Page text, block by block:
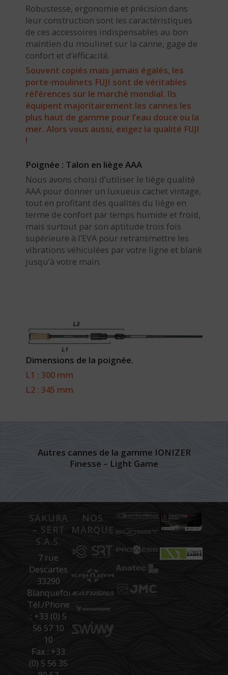
Robustesse, ergonomie et précision dans
leur construction sont les caractéristiques
de ces accessoires indispensables au bon
maintien du moulinet sur la canne, gage de
confort et d’efficacité.
Souvent copiés mais jamais égalés, les
porte-moulinets FUJI sont de véritables
références sur le marché mondial. Ils
équipent majoritairement les cannes les
plus haut de gamme pour l’eau douce ou la
mer. Alors vous aussi, exigez la qualité FUJI
!
Poignée : Talon en liège AAA
Nous avons choisi d’utiliser le liège qualité
AAA pour donner un luxueux cachet vintage,
tout en profitant des qualités du liège en
terme de confort par temps humide et froid,
mais surtout par son aptitude trois fois
supérieure à l’EVA pour retransmettre les
vibrations véhiculées par votre ligne et blank
jusqu’à votre main.
Dimensions de la poignée.
L1 : 300 mm
L2 : 345 mm
Autres cannes de la gamme IONIZER
Finesse – Light Game
SAKURA
– SERT
S.A.S.
7 rue
Descartes
33290
Blanquefort
Tél./Phone
: +33 (0) 5
56 57 10
10
Fax : +33
(0) 5 56 35
NOS
MARQUES